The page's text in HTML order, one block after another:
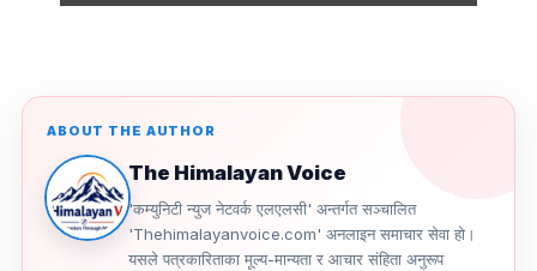
ABOUT THE AUTHOR
The Himalayan Voice
'कम्युनिटी न्युज नेटवर्क एलएलसी' अन्तर्गत सञ्चालित
'Thehimalayanvoice.com' अनलाइन समाचार सेवा हो।
यसले पत्रकारिताका मूल्य-मान्यता र आचार संहिता अनुरूप